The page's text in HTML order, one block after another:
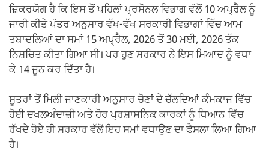
ਜ਼ਿਕਰਯੋਗ ਹੈ ਕਿ ਇਸ ਤੋਂ ਪਹਿਲਾਂ ਪ੍ਰਸੋਨਲ ਵਿਭਾਗ ਵੱਲੋਂ 10 ਅਪ੍ਰੈਲ ਨੂੰ
ਜਾਰੀ ਕੀਤੇ ਪੱਤਰ ਅਨੁਸਾਰ ਵੱਖ-ਵੱਖ ਸਰਕਾਰੀ ਵਿਭਾਗਾਂ ਵਿੱਚ ਆਮ
ਤਬਾਦਲਿਆਂ ਦਾ ਸਮਾਂ 15 ਅਪ੍ਰੈਲ, 2026 ਤੋਂ 30 ਮਈ, 2026 ਤੱਕ
ਨਿਸ਼ਚਿਤ ਕੀਤਾ ਗਿਆ ਸੀ। ਪਰ ਹੁਣ ਸਰਕਾਰ ਨੇ ਇਸ ਮਿਆਦ ਨੂੰ ਵਧਾ
ਕੇ 14 ਜੂਨ ਕਰ ਦਿੱਤਾ ਹੈ।
ਸੂਤਰਾਂ ਤੋਂ ਮਿਲੀ ਜਾਣਕਾਰੀ ਅਨੁਸਾਰ ਚੋਣਾਂ ਦੇ ਚੱਲਦਿਆਂ ਕੰਮਕਾਜ ਵਿੱਚ
ਹੋਈ ਦਖਲਅੰਦਾਜ਼ੀ ਅਤੇ ਹੋਰ ਪ੍ਰਸ਼ਾਸਨਿਕ ਕਾਰਕਾਂ ਨੂੰ ਧਿਆਨ ਵਿੱਚ
ਰੱਖਦੇ ਹੋਏ ਹੀ ਸਰਕਾਰ ਵੱਲੋਂ ਇਹ ਸਮਾਂ ਵਧਾਉਣ ਦਾ ਫੈਸਲਾ ਲਿਆ ਗਿਆ